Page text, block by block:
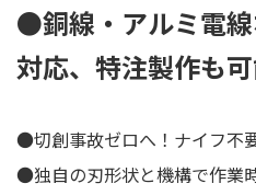
●銅線・アルミ電
対応、特注製作も可
●切創事故ゼロへ！ナイフ不
●独自の刃形状と機構で作業